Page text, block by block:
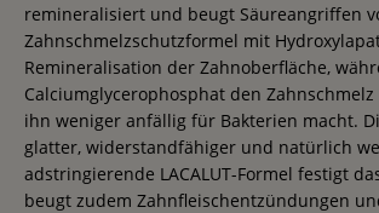
remineralisiert und beugt Säureangriffen
Zahnschmelzschutzformel mit
Remineralisation der Zahnoberfläche,
Calciumglycerophosphat den
ihn weniger anfällig für Bakterien macht.
glatter, widerstandfähiger und natürlich
adstringierende LACALUT-Formel festigt
beugt zudem Zahnfleischentzündungen